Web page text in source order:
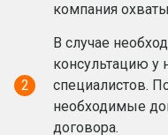
компания
2
В случае
консультацию
специалистов.
необходимые
договора.